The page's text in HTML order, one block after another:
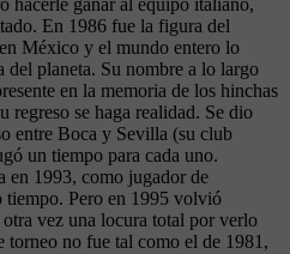
hacerle ganar al equipo italiano,
En 1986 fue la figura del
México y el mundo entero lo
planeta. Su nombre a lo largo
en la memoria de los hinchas
regreso se haga realidad. Se dio
entre Boca y Sevilla (su club
un tiempo para cada uno.
en 1993, como jugador de
tiempo. Pero en 1995 volvió
vez una locura total por verlo
no fue tal como el de 1981,